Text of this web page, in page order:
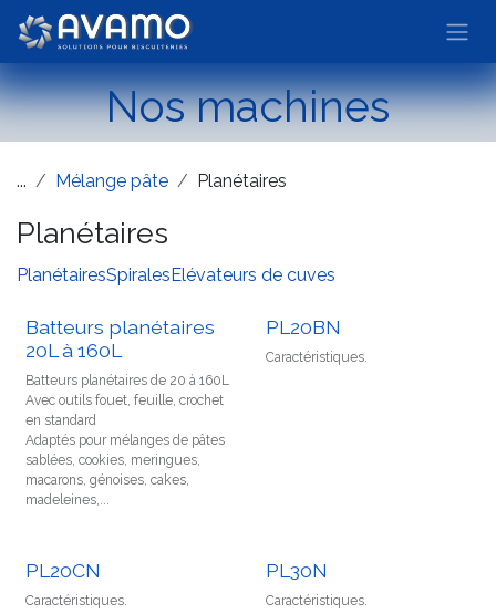
Se rendre au contenu
Nos machines
... Mélange pâte Planétaires
Planétaires
PlanétairesSpiralesElévateurs de cuves
Batteurs planétaires
20L à 160L
Batteurs planétaires de 20 à 160L
Avec outils fouet, feuille, crochet
en standard
Adaptés pour mélanges de pâtes
sablées, cookies, meringues,
macarons, génoises, cakes,
madeleines,...
PL20BN
Caractéristiques.
PL20CN
Caractéristiques.
PL30N
Caractéristiques.